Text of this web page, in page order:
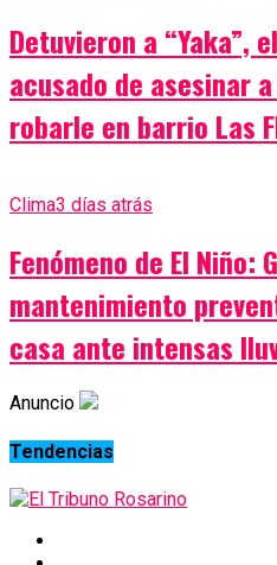
Detuvieron a “Yaka”,
acusado de asesinar
robarle en barrio Las
Clima3 días atrás
Fenómeno de El Niño:
mantenimiento
casa ante intensas
Anuncio
Tendencias